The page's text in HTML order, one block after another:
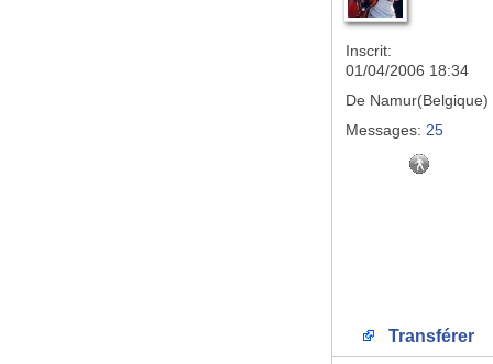
Inscrit:
01/04/2006 18:34
De Namur(Belgique)
Messages: 25
Transférer